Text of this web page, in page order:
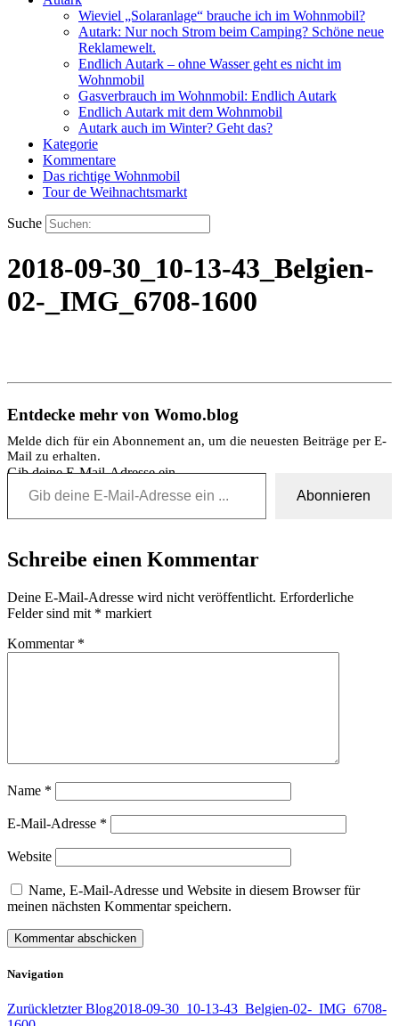
Wieviel „Solaranlage“ brauche ich im Wohnmobil?
Autark: Nur noch Strom beim Camping? Schöne neue
Reklamewelt.
Endlich Autark – ohne Wasser geht es nicht im
Wohnmobil
Gasverbrauch im Wohnmobil: Endlich Autark
Endlich Autark mit dem Wohnmobil
Autark auch im Winter? Geht das?
Kategorie
Kommentare
Das richtige Wohnmobil
Tour de Weihnachtsmarkt
Suche
2018-09-30_10-13-43_Belgien-
02-_IMG_6708-1600
Entdecke mehr von Womo.blog
Melde dich für ein Abonnement an, um die neuesten Beiträge per E-
Mail zu erhalten.
Gib deine E-Mail-Adresse ein ...
Abonnieren
Schreibe einen Kommentar
Deine E-Mail-Adresse wird nicht veröffentlicht. Erforderliche
Felder sind mit * markiert
Kommentar *
Name *
E-Mail-Adresse *
Website
Name, E-Mail-Adresse und Website in diesem Browser für
meinen nächsten Kommentar speichern.
Navigation
Zurückletzter Blog2018-09-30_10-13-43_Belgien-02-_IMG_6708-